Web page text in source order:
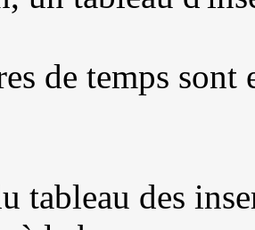
de temps
tableau des